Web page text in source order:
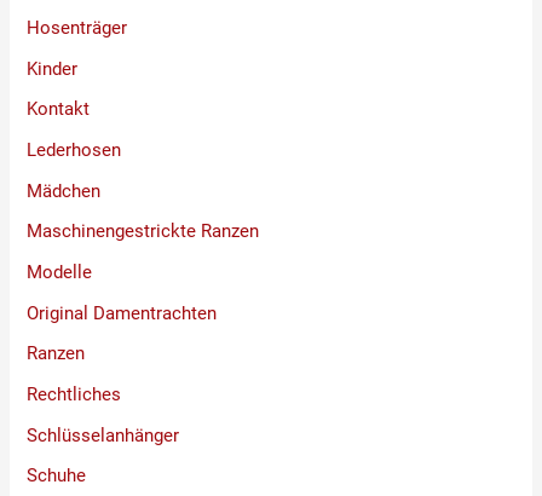
Hosenträger
Kinder
Kontakt
Lederhosen
Mädchen
Maschinengestrickte Ranzen
Modelle
Original Damentrachten
Ranzen
Rechtliches
Schlüsselanhänger
Schuhe